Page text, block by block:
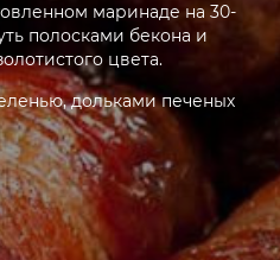
маринаде на 30-
полосками бекона и
цвета.
дольками печеных